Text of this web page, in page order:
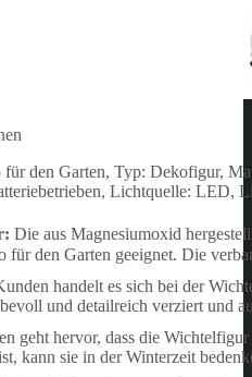
für den Garten, Typ: Dekofigur,
Lichtquelle: LED,
Die aus Magnesiumoxid
für den Garten geeignet. Die
handelt es sich bei der
und detailreich verziert und
geht hervor, dass die
kann sie in der Winterzeit